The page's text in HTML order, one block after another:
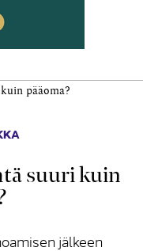
pääoma?
suuri kuin
jälkeen